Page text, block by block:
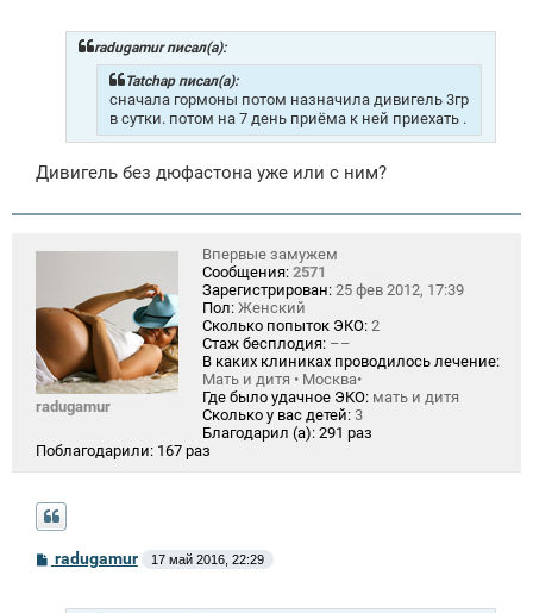
radugamur писал(а):
Tatchap писал(а):
сначала гормоны потом назначила дивигель 3гр
в сутки. потом на 7 день приёма к ней приехать .
Дивигель без дюфастона уже или с ним?
radugamur
Впервые замужем
Сообщения: 2571
Зарегистрирован: 25 фев 2012, 17:39
Пол: Женский
Сколько попыток ЭКО: 2
Стаж бесплодия: ––
В каких клиниках проводилось лечение:
Мать и дитя • Москва•
Где было удачное ЭКО: мать и дитя
Сколько у вас детей: 3
Благодарил (а): 291 раз
Поблагодарили: 167 раз
Сradugamur 17 май 2016, 22:29